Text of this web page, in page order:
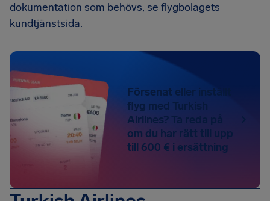
dokumentation som behövs, se flygbolagets
kundtjänstsida.
Försenat eller inställt
flyg med Turkish
Airlines? Ta reda på
om du har rätt till upp
till 600 € i ersättning